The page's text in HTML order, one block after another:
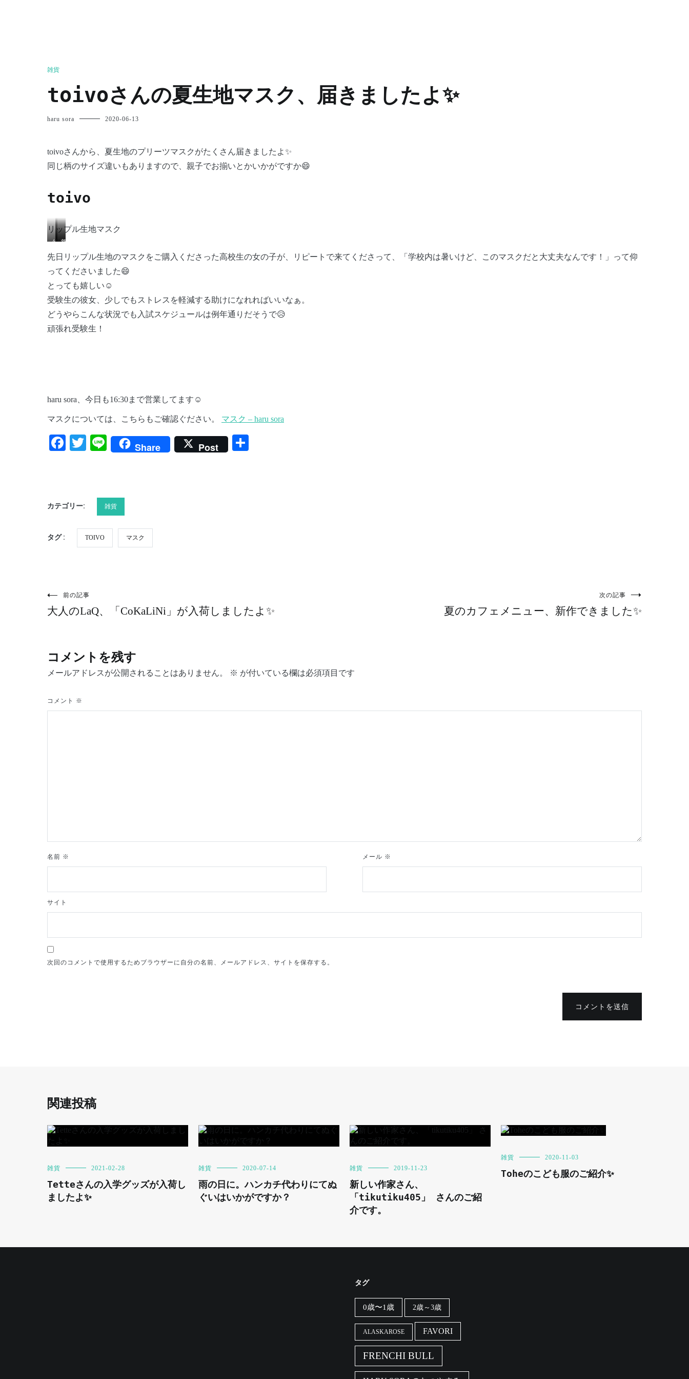
雑貨
toivoさんの夏生地マスク、届きましたよ✨
haru sora 2020-06-13
toivoさんから、夏生地のプリーツマスクがたくさん届きましたよ✨
同じ柄のサイズ違いもありますので、親子でお揃いとかいかがですか😄
toivo
リップル生地マスク
幼
児
ズ…
¥450+税
小
さ
イ
ズ…
¥450+税
普
通
ズ…
¥450+税
先日リップル生地のマスクをご購入くださった高校生の女の子が、リピートで来てくださって、「学校内は暑いけど、このマスクだと大丈夫なんです！」って仰
ってくださいました😄
とっても嬉しい☺️
受験生の彼女、少しでもストレスを軽減する助けになれればいいなぁ。
どうやらこんな状況でも入試スケジュールは例年通りだそうで😥
頑張れ受験生！
haru sora、今日も16:30まで営業してます☺️
マスクについては、こちらもご確認ぐださい。 マスク – haru sora
Facebook
Twitter
LineShare Post
カテゴリー: 雑貨
タグ : TOIVO マスク
投
ナ
ビ
ゲ
前の記事
大人のLaQ、「CoKaLiNi」が入荷しましたよ✨
次の記事
夏のカフェメニュー、新作できました✨
コメントを残す
メールアドレスが公開されることはありません。 ※ が付いている欄は必須項目です
コメント ※
名前 ※ メール ※
サイト
次回のコメントで使用するためブラウザーに自分の名前、メールアドレス、サイトを保存する。
コメントを送信
関連投稿
雑貨 2021-02-28
Tetteさんの入学グッズが入荷し
ましたよ✨
雑貨 2020-07-14
雨の日に。ハンカチ代わりにてぬ
ぐいはいかがですか？
雑貨 2019-11-23
新しい作家さん、
「tikutiku405」 さんのご紹
介です。
雑貨 2020-11-03
Toheのこども服のご紹介✨
タグ
0歳〜1歳 2歳～3歳
ALASKAROSE FAVORI
FRENCHI BULL